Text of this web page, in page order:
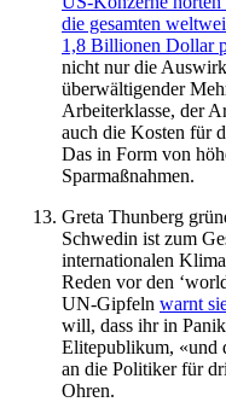
die gesamten
1,8 Billionen Dollar
nicht nur die
überwältigender
Arbeiterklasse, der
auch die Kosten für
Das in Form von
Sparmaßnahmen.
Greta Thunberg
Schwedin ist zum
internationalen
Reden vor den
UN-Gipfeln warnt
will, dass ihr in
Elitepublikum, «und
an die Politiker für
Ohren.